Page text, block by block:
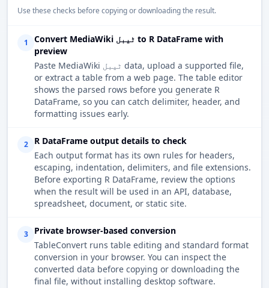
Use these checks before copying or downloading the result.
1
Convert MediaWiki ٹیبل to R DataFrame with
preview
Paste MediaWiki ٹیبل data, upload a supported file,
or extract a table from a web page. The table editor
shows the parsed rows before you generate R
DataFrame, so you can catch delimiter, header, and
formatting issues early.
2
R DataFrame output details to check
Each output format has its own rules for headers,
escaping, indentation, delimiters, and file extensions.
Before exporting R DataFrame, review the options
when the result will be used in an API, database,
spreadsheet, document, or static site.
3
Private browser-based conversion
TableConvert runs table editing and standard format
conversion in your browser. You can inspect the
converted data before copying or downloading the
final file, without installing desktop software.